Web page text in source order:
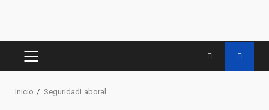
MENÚ
Inicio SeguridadLaboral